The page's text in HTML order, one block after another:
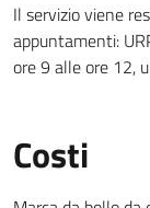
Il servizio viene
appuntamenti:
ore 9 alle ore 12,
Costi